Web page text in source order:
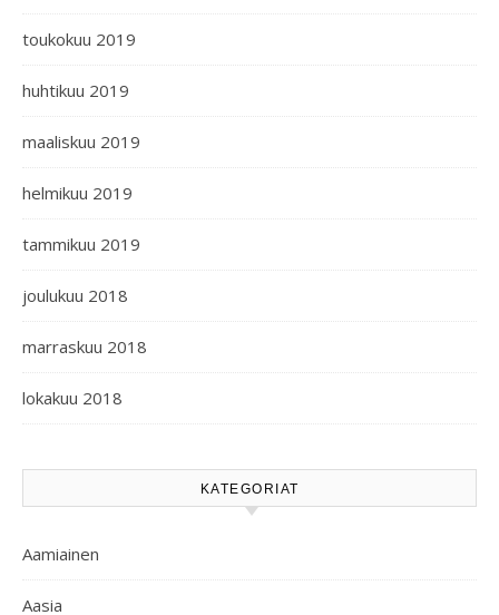
toukokuu 2019
huhtikuu 2019
maaliskuu 2019
helmikuu 2019
tammikuu 2019
joulukuu 2018
marraskuu 2018
lokakuu 2018
KATEGORIAT
Aamiainen
Aasia